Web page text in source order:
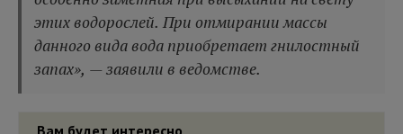
этих водорослей. При отмирании массы
данного вида вода приобретает гнилостный
запах», — заявили в ведомстве.